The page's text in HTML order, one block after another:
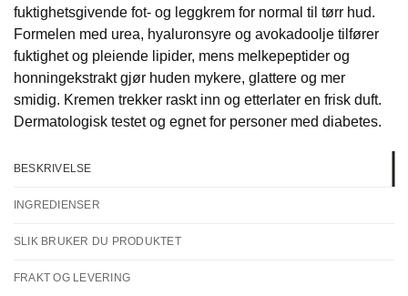
fuktighetsgivende fot- og leggkrem for normal til tørr hud.
Formelen med urea, hyaluronsyre og avokadoolje tilfører
fuktighet og pleiende lipider, mens melkepeptider og
honningekstrakt gjør huden mykere, glattere og mer
smidig. Kremen trekker raskt inn og etterlater en frisk duft.
Dermatologisk testet og egnet for personer med diabetes.
BESKRIVELSE
INGREDIENSER
SLIK BRUKER DU PRODUKTET
FRAKT OG LEVERING